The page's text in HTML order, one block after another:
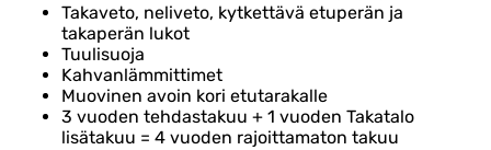
Takaveto, neliveto, kytkettävä etuperän ja
takaperän lukot
Tuulisuoja
Kahvanlämmittimet
Muovinen avoin kori etutarakalle
3 vuoden tehdastakuu + 1 vuoden Takatalo
lisätakuu = 4 vuoden rajoittamaton takuu